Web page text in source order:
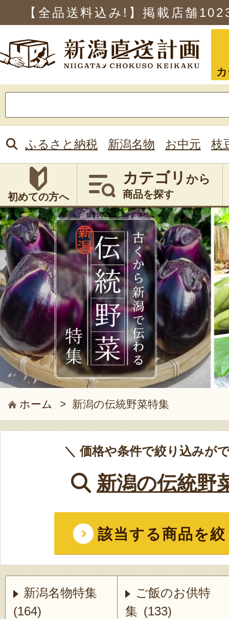
【全品送料込み!】掲載店舗
索:
ふるさと納税 新潟名物 お中元 枝
初めての方へ
カテゴリ から
商品を探す
ホーム > 新潟の伝統野菜特集
＼ 価格や条件で絞り込みが
新潟の伝統野
該当する商品を
新潟名物特集
(164)
ご飯のお供特
集 (133)